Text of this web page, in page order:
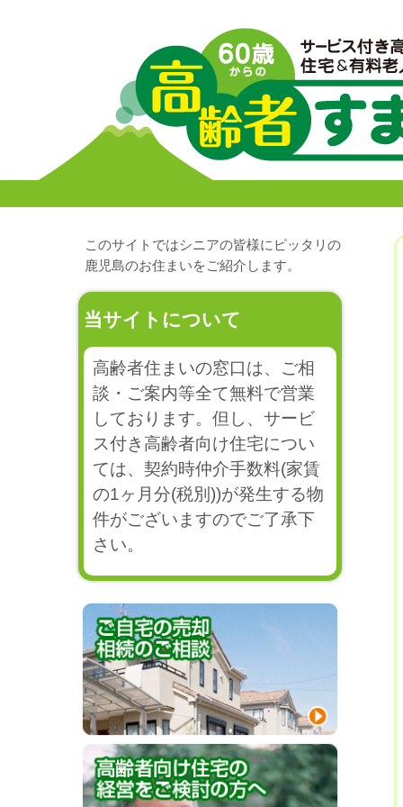
このサイトではシニアの皆様にピッタリの
鹿児島のお住まいをご紹介します。
当サイトについて
高齢者住まいの窓口は、ご相
談・ご案内等全て無料で営業
しております。但し、サービ
ス付き高齢者向け住宅につい
ては、契約時仲介手数料(家賃
の1ヶ月分(税別))が発生する物
件がございますのでご了承下
さい。